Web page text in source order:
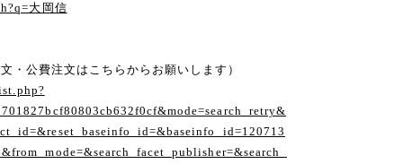
大岡信
・公費注文はこちらからお願いします）